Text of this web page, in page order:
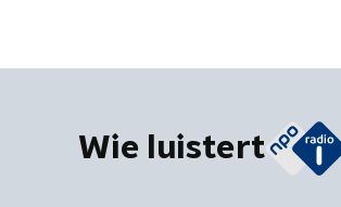
Wie luistert